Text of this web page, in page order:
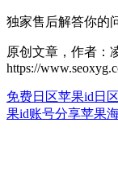
独家售后解答你的
原创文章，作者：
https://
免费日区苹果id 日
果id账号分享苹果